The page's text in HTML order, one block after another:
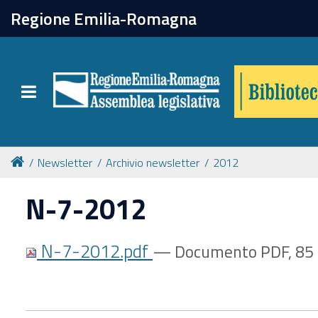
Regione Emilia-Romagna
Toggle navigation
chiudi
Catalogo online
Collezioni
Per approfondire
Appuntamenti
Newsletter Archivio newsletter 2012
N-7-2012
N-7-2012.pdf — Documento PDF,